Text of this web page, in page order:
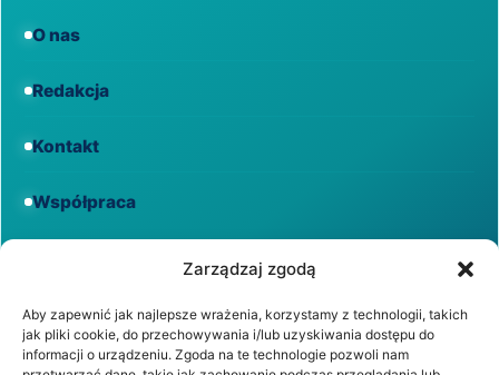
Zarządzaj zgodą
Aby zapewnić jak najlepsze wrażenia, korzystamy z technologii, takich
jak pliki cookie, do przechowywania i/lub uzyskiwania dostępu do
informacji o urządzeniu. Zgoda na te technologie pozwoli nam
O nas
Redakcja
Kontakt
Współpraca
Regulamin